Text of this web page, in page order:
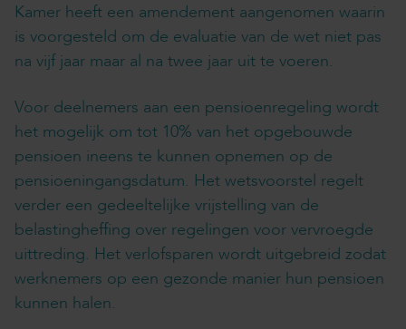
Kamer heeft een amendement aangenomen waarin
is voorgesteld om de evaluatie van de wet niet pas
na vijf jaar maar al na twee jaar uit te voeren.
Voor deelnemers aan een pensioenregeling wordt
het mogelijk om tot 10% van het opgebouwde
pensioen ineens te kunnen opnemen op de
pensioeningangsdatum. Het wetsvoorstel regelt
verder een gedeeltelijke vrijstelling van de
belastingheffing over regelingen voor vervroegde
uittreding. Het verlofsparen wordt uitgebreid zodat
werknemers op een gezonde manier hun pensioen
kunnen halen.